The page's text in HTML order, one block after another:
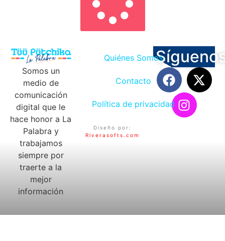
Somos un
medio de
comunicación
digital que le
hace honor a La
Palabra y
trabajamos
siempre por
traerte a la
mejor
información
Quiénes Somos
Contacto
Política de privacidad
Diseño por:
Riverasofts.com